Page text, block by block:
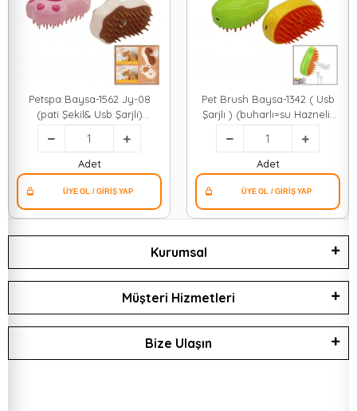
Petspa Baysa-1562 Jy-08
(pati Şekil& Usb Şarjlı)
(buharlı=su Hazneli) Kedi&
Köpek& Evcil Hayvan
(yıkama) Fırçası ( Pet Shop
)*150
Adet
Pet Brush Baysa-1342 ( Usb
Şarjlı ) (buharlı=su Hazneli)
Kedi & Köpek & Evcil Hayvan
(yıkama) Fırçası ( Pet Shop
)*150
Adet
Kurumsal
Müşteri Hizmetleri
Bize Ulaşın